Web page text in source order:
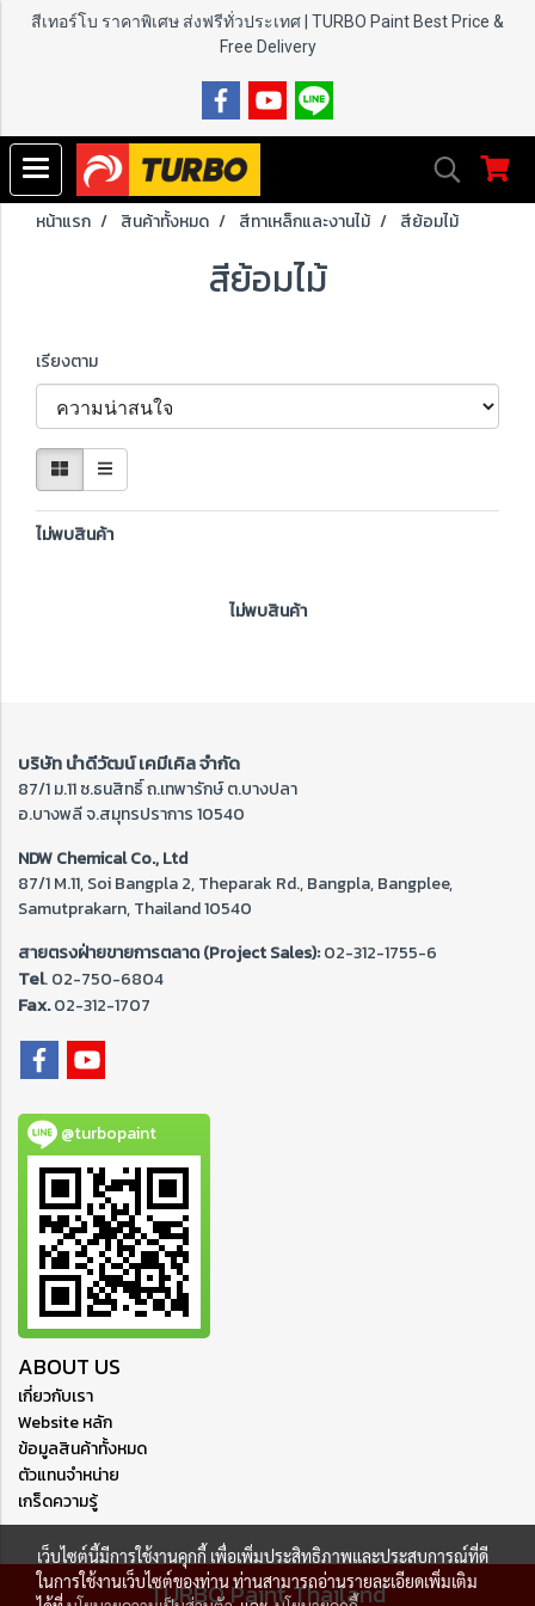
สีเทอร์โบ ราคาพิเศษ ส่งฟรีทั่วประเทศ | TURBO Paint Best Price &
Free Delivery
หน้าแรก สินค้าทั้งหมด สีทาเหล็กและงานไม้ สีย้อมไม้
สีย้อมไม้
เรียงตาม
ไม่พบสินค้า
ไม่พบสินค้า
บริษัท นำดีวัฒน์ เคมีเคิล จำกัด
87/1 ม.11 ซ.ธนสิทธิ์ ถ.เทพารักษ์ ต.บางปลา
อ.บางพลี จ.สมุทรปราการ 10540
NDW Chemical Co., Ltd
87/1 M.11, Soi Bangpla 2, Theparak Rd., Bangpla, Bangplee,
Samutprakarn, Thailand 10540
สายตรงฝ่ายขายการตลาด (Project Sales):02-312-1755-6
Tel. 02-750-6804
Fax.02-312-1707
@turbopaint
ABOUT US
เกี่ยวกับเรา
Website หลัก
ข้อมูลสินค้าทั้งหมด
ตัวแทนจำหน่าย
เกร็ดความรู้
TURBO Paint Thailand
เว็บไซต์นี้มีการใช้งานคุกกี้ เพื่อเพิ่มประสิทธิภาพและประสบการณ์ที่ดี
ในการใช้งานเว็บไซต์ของท่าน ท่านสามารถอ่านรายละเอียดเพิ่มเติม